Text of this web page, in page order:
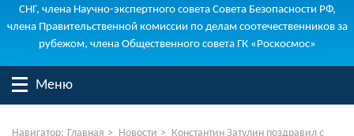
СНГ, члена Научно-экспертного совета Совета Безопасности РФ,
члена Правительственной комиссии по делам соотечественников за
рубежом, члена Общественного совета ГК «Роскосмос»
Меню
Навигатор: Главная > Новости > Константин Затулин поздравил с